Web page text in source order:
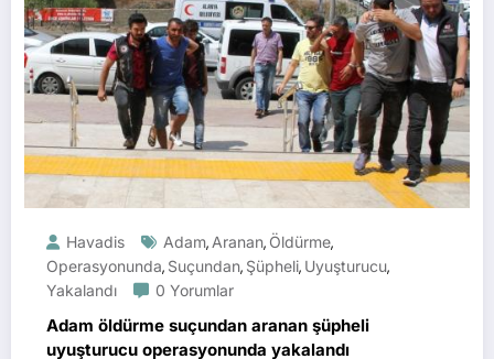
Havadis Adam, Aranan, Öldürme,
Operasyonunda, Suçundan, Şüpheli, Uyuşturucu,
Yakalandı
0 Yorumlar
Adam öldürme suçundan aranan şüpheli
uyuşturucu operasyonunda yakalandı